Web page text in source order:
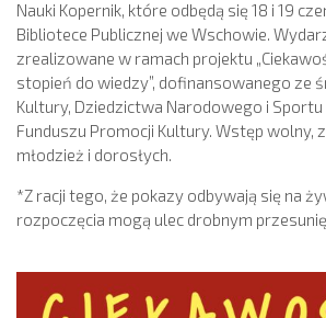
Nauki Kopernik, które odbędą się 18 i 19
Bibliotece Publicznej we Wschowie.
zrealizowane w ramach projektu
stopień do wiedzy”, dofinansowanego ze
Kultury, Dziedzictwa Narodowego i
Funduszu Promocji Kultury. Wstęp wolny,
młodzież i dorosłych.
*Z racji tego, że pokazy odbywają się na
rozpoczęcia mogą ulec drobnym